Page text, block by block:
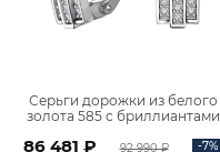
Серьги дорожки из белого
золота 585 с бриллиантами
86 481 ₽ 92 990 ₽ -7%